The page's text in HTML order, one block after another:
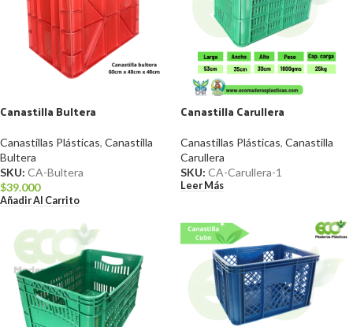
Canastilla Bultera
Canastillas Plásticas, Canastilla
Bultera
SKU: CA-Bultera
$39.000
Añadir Al Carrito
Canastilla Carullera
Canastillas Plásticas, Canastilla
Carullera
SKU: CA-Carullera-1
Leer Más